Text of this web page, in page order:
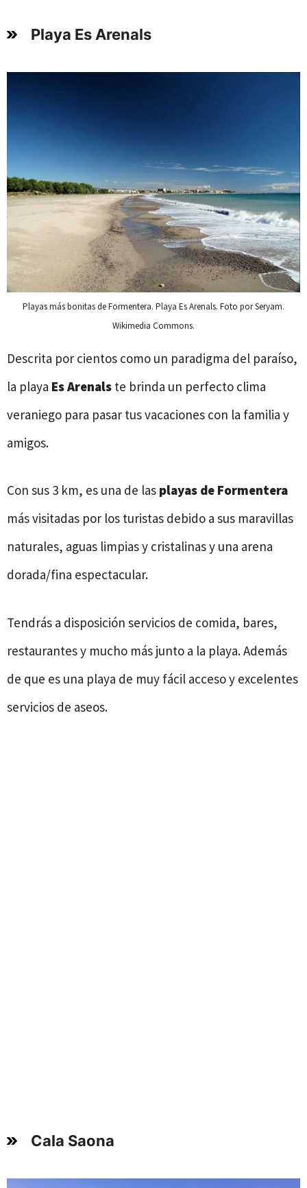
Playa Es Arenals
Playas más bonitas de Formentera. Playa Es Arenals. Foto por Seryam.
Wikimedia Commons.
Descrita por cientos como un paradigma del paraíso,
la playa Es Arenals te brinda un perfecto clima
veraniego para pasar tus vacaciones con la familia y
amigos.
Con sus 3 km, es una de las playas de Formentera
más visitadas por los turistas debido a sus maravillas
naturales, aguas limpias y cristalinas y una arena
dorada/fina espectacular.
Tendrás a disposición servicios de comida, bares,
restaurantes y mucho más junto a la playa. Además
de que es una playa de muy fácil acceso y excelentes
servicios de aseos.
Cala Saona